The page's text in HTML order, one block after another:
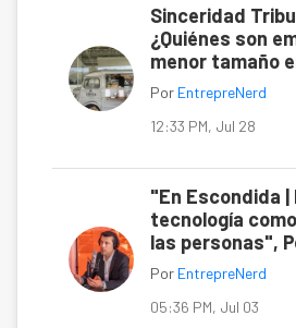
Sinceridad
¿Quiénes son
menor tamaño
Por EntrepreNerd
12:33 PM, Jul 28
"En Escondida |
tecnología
las personas",
Por EntrepreNerd
05:36 PM, Jul 03